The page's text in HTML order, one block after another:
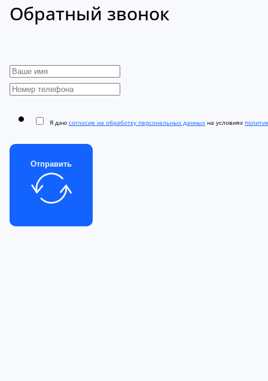
Обратный звонок
Я даю согласие на обработку персональных данных на условиях
Отправить